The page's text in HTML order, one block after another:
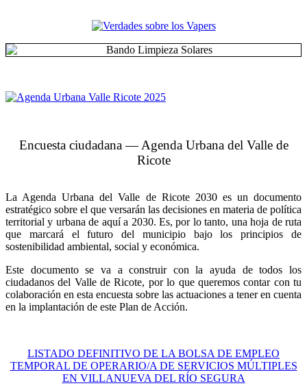
Encuesta ciudadana — Agenda Urbana del Valle de
Ricote
La Agenda Urbana del Valle de Ricote 2030 es un documento
estratégico sobre el que versarán las decisiones en materia de política
territorial y urbana de aquí a 2030. Es, por lo tanto, una hoja de ruta
que marcará el futuro del municipio bajo los principios de
sostenibilidad ambiental, social y económica.
Este documento se va a construir con la ayuda de todos los
ciudadanos del Valle de Ricote, por lo que queremos contar con tu
colaboración en esta encuesta sobre las actuaciones a tener en cuenta
en la implantación de este Plan de Acción.
LISTADO DEFINITIVO DE LA BOLSA DE EMPLEO
TEMPORAL DE OPERARIO/A DE SERVICIOS MÚLTIPLES
EN VILLANUEVA DEL RÍO SEGURA